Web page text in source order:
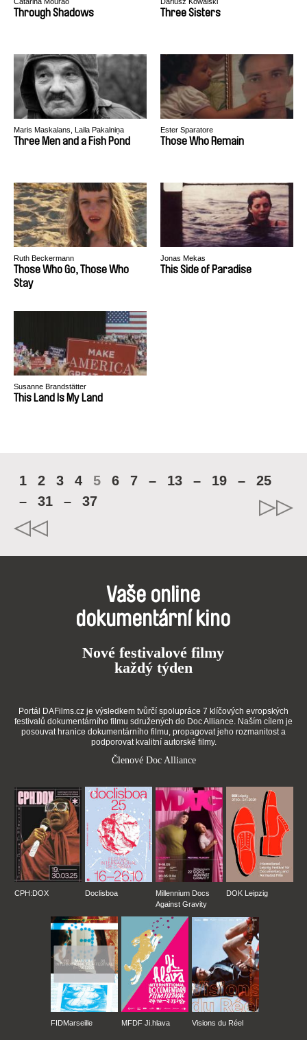
Through Shadows Three Sisters
Maris Maskalans, Laila Pakalniņa
Three Men and a Fish Pond
Ester Sparatore
Those Who Remain
Ruth Beckermann
Those Who Go, Those Who
Stay
Jonas Mekas
This Side of Paradise
Susanne Brandstätter
This Land Is My Land
1 2 3 4 5 6 7 – 13 – 19 –
25
–
31 – 37
Vaše online
dokumentární kino
Nové festivalové filmy
každý týden
Portál DAFilms.cz je výsledkem tvůrčí spolupráce 7 klíčových evropských
festivalů dokumentárního filmu sdružených do Doc Alliance. Naším cílem je
posouvat hranice dokumentárního filmu, propagovat jeho rozmanitost a
podporovat kvalitní autorské filmy.
Členové Doc Alliance
CPH:DOX Doclisboa
Millennium Docs
Against Gravity
DOK Leipzig
FIDMarseille MFDF Ji.hlava Visions du Réel